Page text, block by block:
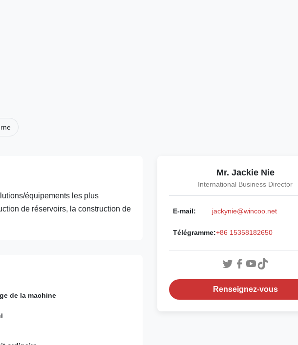
équipements les plus
de réservoirs, la construction de
de la machine
Mr. Jackie Nie
International Business Director
E-mail: jackynie@wincoo.net
Télégramme:+86 15358182650
Renseignez-vous